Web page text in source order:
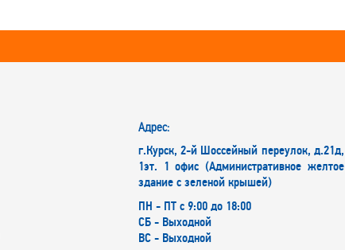
Адрес:
г.Курск, 2-й Шоссейный переулок, д.21д,
1эт. 1 офис (Административное желтое
здание с зеленой крышей)
ПН - ПТ с 9:00 до 18:00
СБ - Выходной
ВС - Выходной